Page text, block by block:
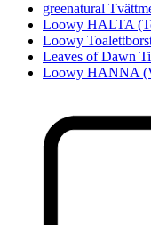
greenatural
Loowy HALTA
Loowy
Leaves of Dawn
Loowy HANNA